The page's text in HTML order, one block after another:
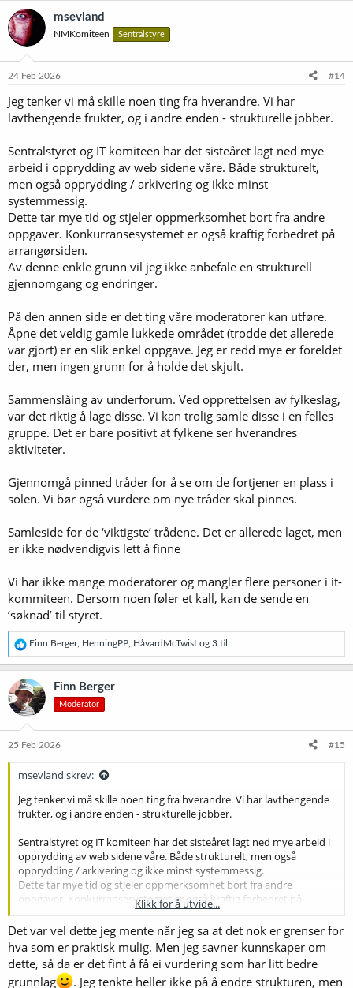
msevland
NMKomiteen Sentralstyre
24 Feb 2026 #14
Jeg tenker vi må skille noen ting fra hverandre. Vi har
lavthengende frukter, og i andre enden - strukturelle jobber.
Sentralstyret og IT komiteen har det sisteåret lagt ned mye
arbeid i opprydding av web sidene våre. Både strukturelt,
men også opprydding / arkivering og ikke minst
systemmessig.
Dette tar mye tid og stjeler oppmerksomhet bort fra andre
oppgaver. Konkurransesystemet er også kraftig forbedret på
arrangørsiden.
Av denne enkle grunn vil jeg ikke anbefale en strukturell
gjennomgang og endringer.
På den annen side er det ting våre moderatorer kan utføre.
Åpne det veldig gamle lukkede området (trodde det allerede
var gjort) er en slik enkel oppgave. Jeg er redd mye er foreldet
der, men ingen grunn for å holde det skjult.
Sammenslåing av underforum. Ved opprettelsen av fylkeslag,
var det riktig å lage disse. Vi kan trolig samle disse i en felles
gruppe. Det er bare positivt at fylkene ser hverandres
aktiviteter.
Gjennomgå pinned tråder for å se om de fortjener en plass i
solen. Vi bør også vurdere om nye tråder skal pinnes.
Samleside for de ‘viktigste’ trådene. Det er allerede laget, men
er ikke nødvendigvis lett å finne
Vi har ikke mange moderatorer og mangler flere personer i it-
kommiteen. Dersom noen føler et kall, kan de sende en
‘søknad’ til styret.
R
e
a
k
s
j
o
e
Finn Berger, HenningPP HåvardMcTwist og 3 til
Finn Berger
Moderator
25 Feb 2026 #15
msevland skrev:
Jeg tenker vi må skille noen ting fra hverandre. Vi har lavthengende
frukter, og i andre enden - strukturelle jobber.
Sentralstyret og IT komiteen har det sisteåret lagt ned mye arbeid i
opprydding av web sidene våre. Både strukturelt, men også
opprydding / arkivering og ikke minst systemmessig.
Dette tar mye tid og stjeler oppmerksomhet bort fra andre
oppgaver. Konkurransesystemet er også kraftig forbedret på
Av denne enkle grunn vil jeg ikke anbefale en strukturell
gjennomgang og endringer.
På den annen side er det ting våre moderatorer kan utføre.
Åpne det veldig gamle lukkede området (trodde det allerede var
Klikk for å utvide...
Det var vel dette jeg mente når jeg sa at det nok er grenser for
hva som er praktisk mulig. Men jeg savner kunnskaper om
dette, så da er det fint å få ei vurdering som har litt bedre
grunnlag
. Jeg tenkte heller ikke på å endre strukturen, men